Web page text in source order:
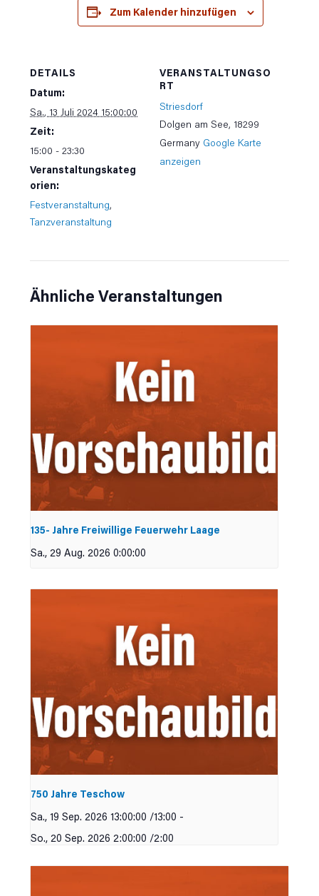
Zum Kalender hinzufügen
DETAILS
Datum:
Sa., 13 Juli 2024 15:00:00
Zeit:
15:00 - 23:30
Veranstaltungskateg
orien:
Festveranstaltung,
Tanzveranstaltung
VERANSTALTUNGSO
RT
Striesdorf
Dolgen am See, 18299
Germany Google Karte
anzeigen
Ähnliche Veranstaltungen
135- Jahre Freiwillige Feuerwehr Laage
Sa., 29 Aug. 2026 0:00:00
750 Jahre Teschow
Sa., 19 Sep. 2026 13:00:00 /13:00 -
So., 20 Sep. 2026 2:00:00 /2:00